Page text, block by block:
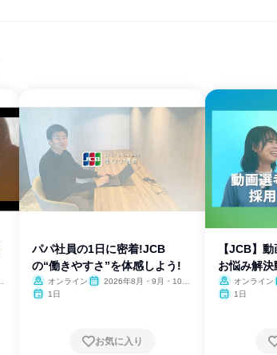
パパ社員の1日に密着!JCB
の“働きやすさ”を体感しよう!
オンライン
2026年8月・9月・10
1日
お気に入り
【JCB】
お悩み解
オンライン
1日